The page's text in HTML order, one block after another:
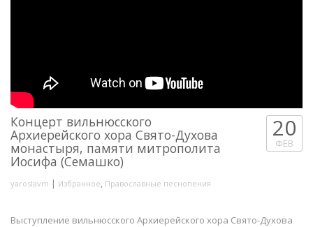
Концерт вильнюсского
Архиерейского хора Свято-Духова
монастыря, памяти митрополита
Иосифа (Семашко)
yaroslavm | Избранное, Православные песнопения
20
ФЕВ
Выступление вильнюсского Архиерейского хора Свято-Духова